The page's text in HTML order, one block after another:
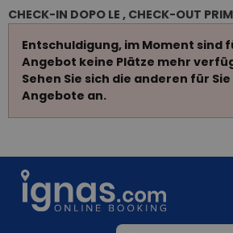
CHECK-IN DOPO LE , CHECK-OUT
Entschuldigung, im Moment sind
Angebot keine Plätze mehr
Sehen Sie sich die anderen für
Angebote an.